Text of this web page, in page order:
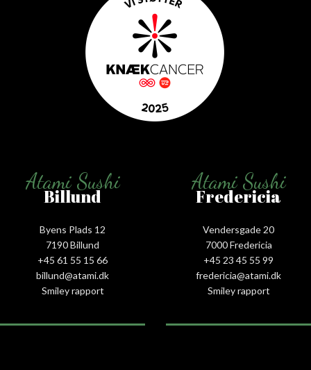
Atami Sushi
Billund
Byens Plads 12
7190 Billund
+45 61 55 15 66‬
billund@atami.dk
Smiley rapport
Atami Sushi
Fredericia
Vendersgade 20
7000 Fredericia
+45 23 45 55 99
fredericia@atami.dk
Smiley rapport